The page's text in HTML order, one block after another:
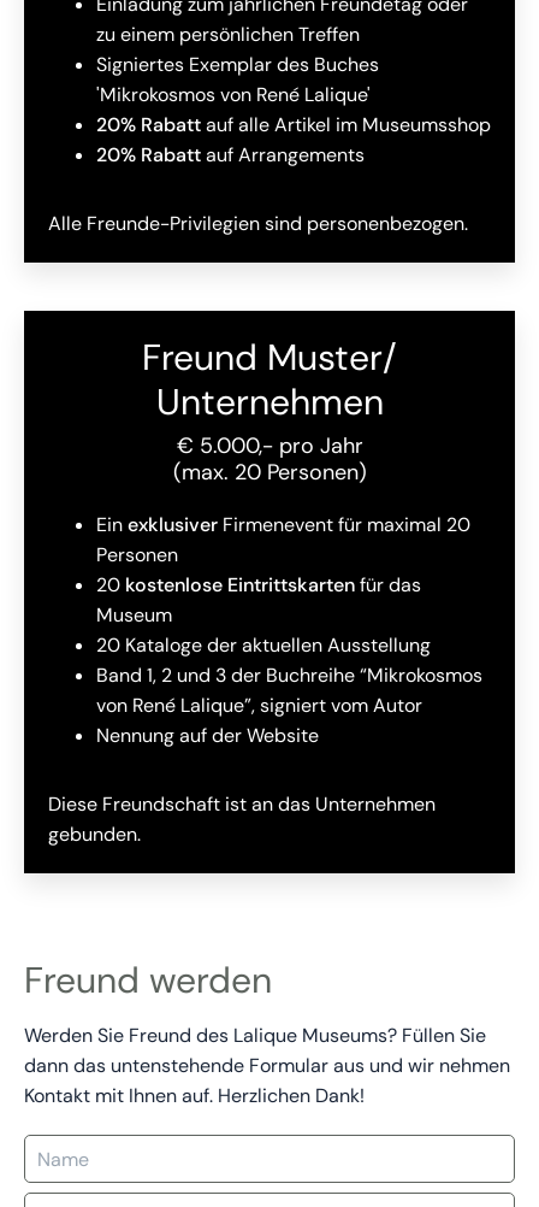
zu einem persönlichen Treffen
Signiertes Exemplar des Buches
'Mikrokosmos von René Lalique'
20% Rabattauf alle Artikel im Museumsshop
20% Rabattauf Arrangements
Alle Freunde-Privilegien sind personenbezogen.
Freund Muster/
Unternehmen
€ 5.000,- pro Jahr
(max. 20 Personen)
Einexklusiver Firmenevent für maximal 20
Personen
20 kostenlose Eintrittskartenfür das
Museum
20 Kataloge der aktuellen Ausstellung
Band 1, 2 und 3 der Buchreihe “Mikrokosmos
von René Lalique”, signiert vom Autor
Nennung auf der Website
Diese Freundschaft ist an das Unternehmen
gebunden.
Freund werden
Werden Sie Freund des Lalique Museums? Füllen Sie
dann das untenstehende Formular aus und wir nehmen
Kontakt mit Ihnen auf. Herzlichen Dank!